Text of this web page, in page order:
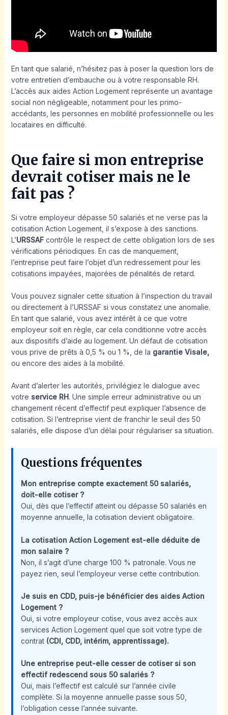
En tant que salarié, n’hésitez pas à poser la question lors de
votre entretien d’embauche ou à votre responsable RH.
L’accès aux aides Action Logement représente un avantage
social non négligeable, notamment pour les primo-
accédants, les personnes en mobilité professionnelle ou les
locataires en difficulté.
Que faire si mon entreprise
devrait cotiser mais ne le
fait pas ?
Si votre employeur dépasse 50 salariés et ne verse pas la
cotisation Action Logement, il s’expose à des sanctions.
L’URSSAFcontrôle le respect de cette obligation lors de ses
vérifications périodiques. En cas de manquement,
l’entreprise peut faire l’objet d’un redressement pour les
cotisations impayées, majorées de pénalités de retard.
Vous pouvez signaler cette situation à l’inspection du travail
ou directement à l’URSSAF si vous constatez une anomalie.
En tant que salarié, vous avez intérêt à ce que votre
employeur soit en règle, car cela conditionne votre accès
aux dispositifs d’aide au logement. Un défaut de cotisation
vous prive de prêts à 0,5 % ou 1 %, de la garantie Visale,
ou encore des aides à la mobilité.
Avant d’alerter les autorités, privilégiez le dialogue avec
votre service RH. Une simple erreur administrative ou un
changement récent d’effectif peut expliquer l’absence de
cotisation. Si l’entreprise vient de franchir le seuil des 50
salariés, elle dispose d’un délai pour régulariser sa situation.
Questions fréquentes
Mon entreprise compte exactement 50 salariés,
doit-elle cotiser ?
Oui, dès que l’effectif atteint ou dépasse 50 salariés en
moyenne annuelle, la cotisation devient obligatoire.
La cotisation Action Logement est-elle déduite de
mon salaire ?
Non, il s’agit d’une charge 100 % patronale. Vous ne
payez rien, seul l’employeur verse cette contribution.
Je suis en CDD, puis-je bénéficier des aides Action
Logement ?
Oui, si votre employeur cotise, vous avez accès aux
services Action Logement quel que soit votre type de
contrat (CDI, CDD, intérim, apprentissage).
Une entreprise peut-elle cesser de cotiser si son
effectif redescend sous 50 salariés ?
Oui, mais l’effectif est calculé sur l’année civile
complète. Si la moyenne annuelle passe sous 50,
l’obligation cesse l’année suivante.